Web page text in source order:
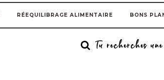
RÉEQUILIBRAGE ALIMENTAIRE BONS